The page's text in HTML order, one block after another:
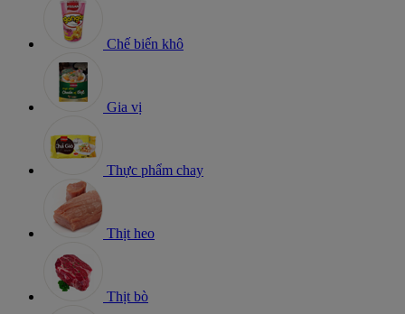
Chế biến khô
Gia vị
Thực phẩm chay
Thịt heo
Thịt bò